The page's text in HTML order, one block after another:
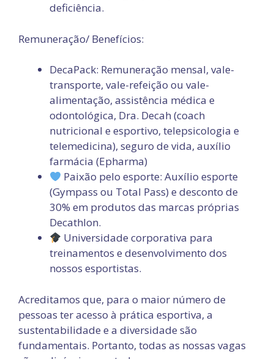
deficiência.
Remuneração/ Benefícios:
DecaPack: Remuneração mensal, vale-
transporte, vale-refeição ou vale-
alimentação, assistência médica e
odontológica, Dra. Decah (coach
nutricional e esportivo, telepsicologia e
telemedicina), seguro de vida, auxílio
farmácia (Epharma)
Paixão pelo esporte: Auxílio esporte
(Gympass ou Total Pass) e desconto de
30% em produtos das marcas próprias
Decathlon.
Universidade corporativa para
treinamentos e desenvolvimento dos
nossos esportistas.
Acreditamos que, para o maior número de
pessoas ter acesso à prática esportiva, a
sustentabilidade e a diversidade são
fundamentais. Portanto, todas as nossas vagas